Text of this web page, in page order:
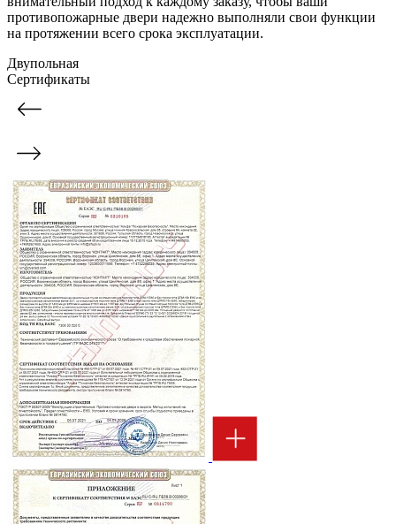
противопожарные двери надежно выполняли свои функции
на протяжении всего срока эксплуатации.
Двупольная
Сертификаты